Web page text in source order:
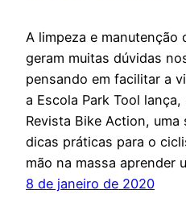
A limpeza e manutenção
geram muitas dúvidas
pensando em facilitar a
a Escola Park Tool
Revista Bike Action, uma
dicas práticas para o
mão na massa aprender
8 de janeiro de 2020